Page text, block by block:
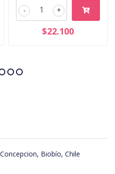
+
-
$22.100
Biobío, Chile